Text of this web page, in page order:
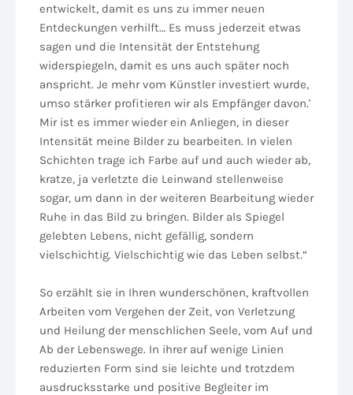
entwickelt, damit es uns zu immer neuen
Entdeckungen verhilft… Es muss jederzeit etwas
sagen und die Intensität der Entstehung
widerspiegeln, damit es uns auch später noch
anspricht. Je mehr vom Künstler investiert wurde,
umso stärker profitieren wir als Empfänger davon.'
Mir ist es immer wieder ein Anliegen, in dieser
Intensität meine Bilder zu bearbeiten. In vielen
Schichten trage ich Farbe auf und auch wieder ab,
kratze, ja verletzte die Leinwand stellenweise
sogar, um dann in der weiteren Bearbeitung wieder
Ruhe in das Bild zu bringen. Bilder als Spiegel
gelebten Lebens, nicht gefällig, sondern
vielschichtig. Vielschichtig wie das Leben selbst.“
So erzählt sie in Ihren wunderschönen, kraftvollen
Arbeiten vom Vergehen der Zeit, von Verletzung
und Heilung der menschlichen Seele, vom Auf und
Ab der Lebenswege. In ihrer auf wenige Linien
reduzierten Form sind sie leichte und trotzdem
ausdrucksstarke und positive Begleiter im